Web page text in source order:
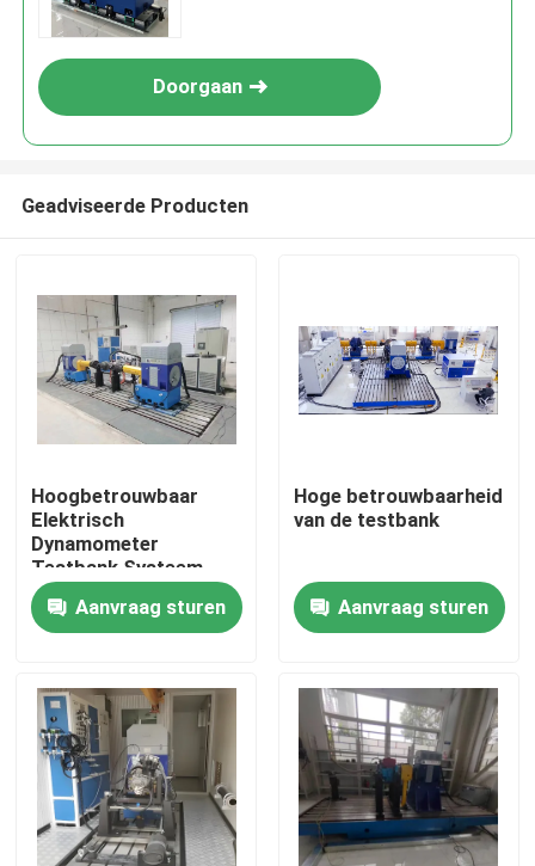
Thuis
Producten
Over Ons
Fabriekstour
Kwaliteitscontrole
Doorgaan
Geadviseerde Producten
Hoogbetrouwbaar
Elektrisch
Dynamometer
Testbank Systeem
Aanvraag sturen
Hoge betrouwbaarheid
van de testbank
Aanvraag sturen